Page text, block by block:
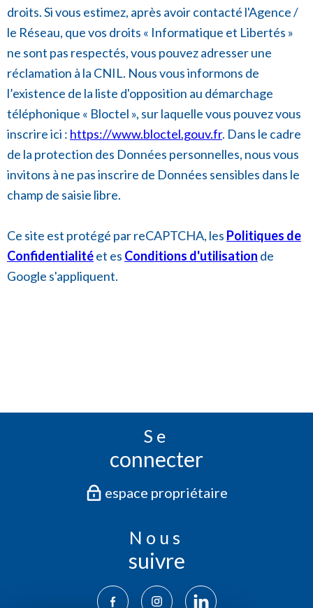
droits. Si vous estimez, après avoir contacté l'Agence /
le Réseau, que vos droits « Informatique et Libertés »
ne sont pas respectés, vous pouvez adresser une
réclamation à la CNIL. Nous vous informons de
l’existence de la liste d'opposition au démarchage
téléphonique « Bloctel », sur laquelle vous pouvez vous
inscrire ici : https://www.bloctel.gouv.fr. Dans le cadre
de la protection des Données personnelles, nous vous
invitons à ne pas inscrire de Données sensibles dans le
champ de saisie libre.
Ce site est protégé par reCAPTCHA, les Politiques de
Confidentialitéet es Conditions d'utilisation de
Google s'appliquent.
Se
connecter
espace propriétaire
Nous
suivre